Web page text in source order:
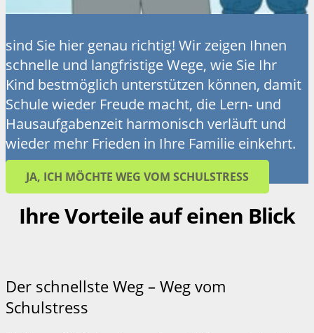
sind Sie hier genau richtig! Wir zeigen Ihnen
schnelle und langfristige Wege, wie Sie Ihr
Kind bestmöglich unterstützen können, damit
Schule wieder Freude macht, die Lern- und
Hausaufgabenzeit harmonisch verläuft und
wieder mehr Frieden in Ihre Familie einkehrt.
JA, ICH MÖCHTE WEG VOM SCHULSTRESS
Ihre Vorteile auf einen Blick
Der schnellste Weg – Weg vom
Schulstress